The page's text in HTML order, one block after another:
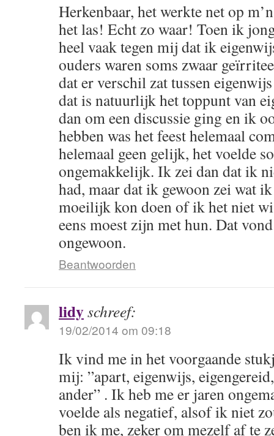
Herkenbaar, het werkte net op
het las! Echt zo waar! Toen ik
heel vaak tegen mij dat ik
ouders waren soms zwaar
dat er verschil zat tussen
dat is natuurlijk het toppunt van
dan om een discussie ging en ik
hebben was het feest helemaal
helemaal geen gelijk, het voelde
ongemakkelijk. Ik zei dan dat ik
had, maar dat ik gewoon zei wat
moeilijk kon doen of ik het niet
eens moest zijn met hun. Dat
ongewoon.
Beantwoorden
lidyschreef:
19/02/2014 om 09:18
Ik vind me in het voorgaande
mij: ”apart, eigenwijs,
ander” . Ik heb me er jaren
voelde als negatief, alsof ik niet
ben ik me, zeker om mezelf af te